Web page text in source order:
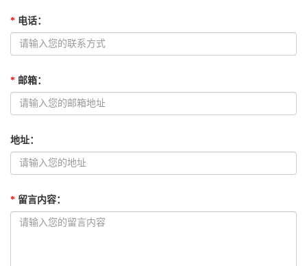
* 电话：
* 邮箱：
地址：
* 留言内容：